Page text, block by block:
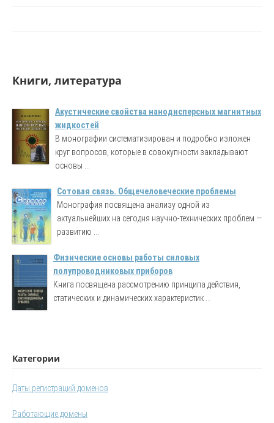
Книги, литература
Акустические свойства нанодисперсных магнитных
жидкостей
В монографии систематизирован и подробно изложен
круг вопросов, которые в совокупности закладывают
основы ...
Сотовая связь. Общечеловеческие проблемы
Монография посвящена анализу одной из
актуальнейших на сегодня научно-технических проблем —
развитию ...
Физические основы работы силовых
полупроводниковых приборов
Книга посвящена рассмотрению принципа действия,
статических и динамических характеристик ...
Категории
Даты регистраций доменов
Работающие домены